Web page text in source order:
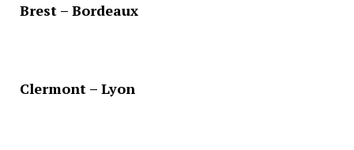
Brest – Bordeaux
Clermont – Lyon